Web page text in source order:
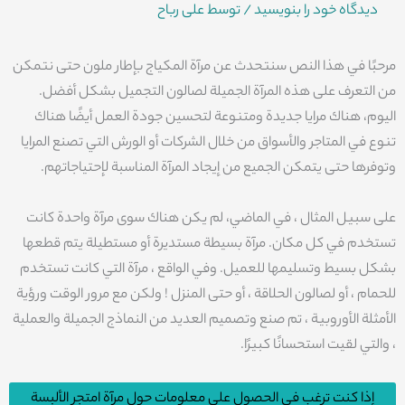
دیدگاه‌ خود را بنویسید/ توسطعلی رباح
مرحبًا في هذا النص سنتحدث عن مرآة المكياج بإطار ملون حتى نتمكن
من التعرف على هذه المرآة الجميلة لصالون التجميل بشكل أفضل.
اليوم، هناك مرايا جديدة ومتنوعة لتحسين جودة العمل أيضًا هناك
تنوع في المتاجر والأسواق من خلال الشركات أو الورش التي تصنع المرايا
وتوفرها حتى يتمكن الجميع من إيجاد المرآة المناسبة لإحتياجاتهم.
على سبيل المثال ، في الماضي، لم يكن هناك سوى مرآة واحدة كانت
تستخدم في كل مكان. مرآة بسيطة مستديرة أو مستطيلة يتم قطعها
بشكل بسيط وتسليمها للعميل. وفي الواقع ، مرآة التي كانت تستخدم
للحمام ، أو لصالون الحلاقة ، أو حتى المنزل ! ولكن مع مرور الوقت ورؤية
الأمثلة الأوروبية ، تم صنع وتصميم العديد من النماذج الجميلة والعملية
، والتي لقيت استحسانًا كبيرًا.
إذا كنت ترغب في الحصول على معلومات حول مرآة امتجر الألبسة